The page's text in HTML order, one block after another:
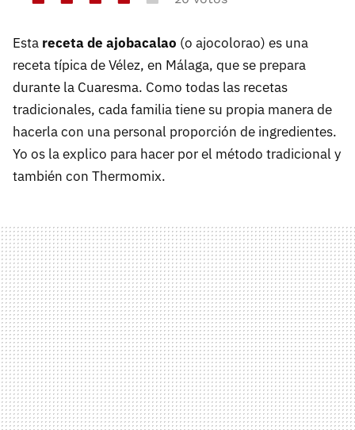
Esta receta de ajobacalao (o ajocolorao) es una
receta típica de Vélez, en Málaga, que se prepara
durante la Cuaresma. Como todas las recetas
tradicionales, cada familia tiene su propia manera de
hacerla con una personal proporción de ingredientes.
Yo os la explico para hacer por el método tradicional y
también con Thermomix.